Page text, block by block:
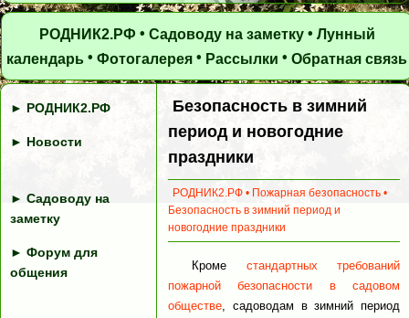
РОДНИК2.РФ • Садоводу на заметку• Лунный
календарь • Фотогалерея • Рассылки • Обратная связь
► РОДНИК2.РФ
► Новости
► Садоводу на
заметку
► Форум для
общения
Безопасность в зимний
период и новогодние
праздники
РОДНИК2.РФ • Пожарная безопасность •
Безопасность в зимний период и
новогодние праздники
Кроме стандартных требований
пожарной безопасности в садовом
обществе, садоводам в зимний период